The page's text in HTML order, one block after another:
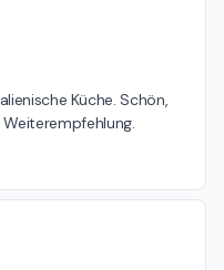
Küche. Schön,